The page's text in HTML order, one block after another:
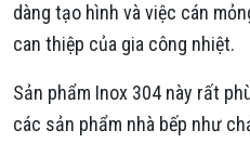
dàng tạo hình và việc cán
can thiệp của gia công nhiệt.
Sản phẩm Inox 304 này rất
các sản phẩm nhà bếp như